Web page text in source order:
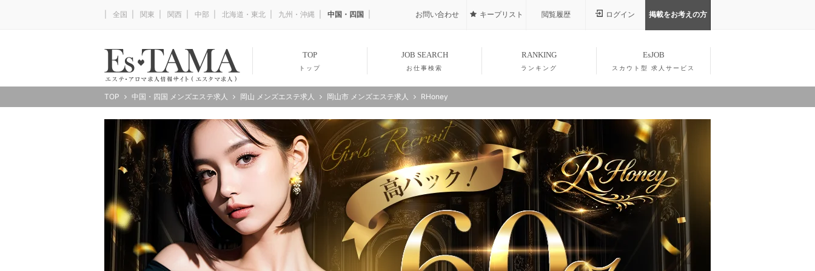
全国 関東 関西 中部 北海道・東北 九州・沖縄 中国・四国 お問い合わせ キープリスト 閲覧履歴 ログイン 掲載をお考えの方
TOP
トップ
JOB SEARCH
お仕事検索
RANKING
ランキング
EsJOB
スカウト型 求人サービス
TOP 中国・四国 メンズエステ求人 岡山 メンズエステ求人 岡山市 メンズエステ求人 RHoney